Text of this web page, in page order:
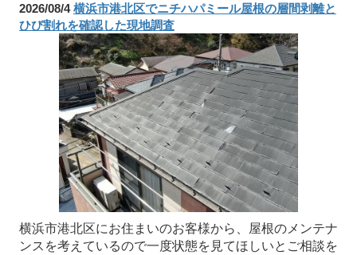
2026/08/4横浜市港北区でニチハパミール屋根の層間剥離と
ひび割れを確認した現地調査
横浜市港北区にお住まいのお客様から、屋根のメンテナ
ンスを考えているので一度状態を見てほしいとご相談を